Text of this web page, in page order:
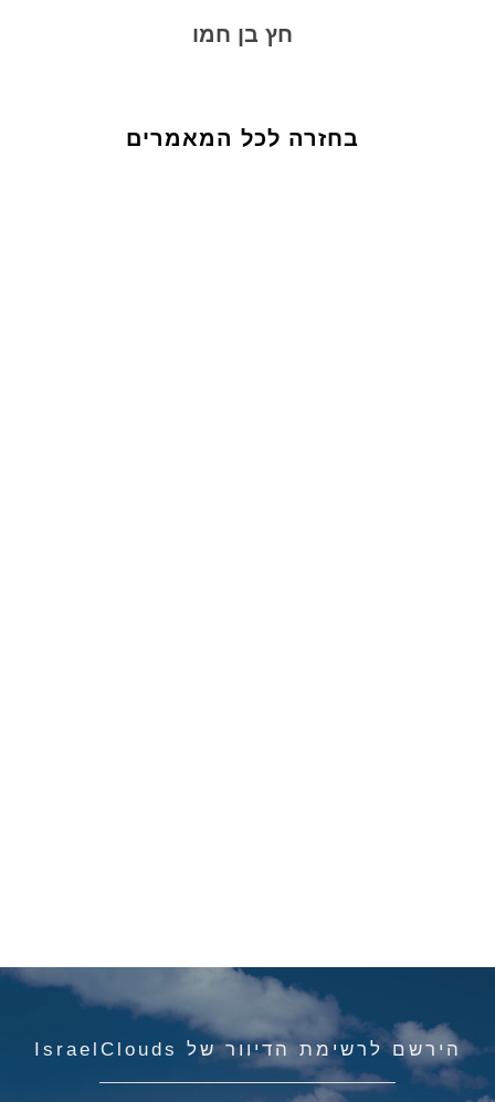
חץ בן חמו
בחזרה לכל המאמרים
הירשם לרשימת הדיוור של IsraelClouds